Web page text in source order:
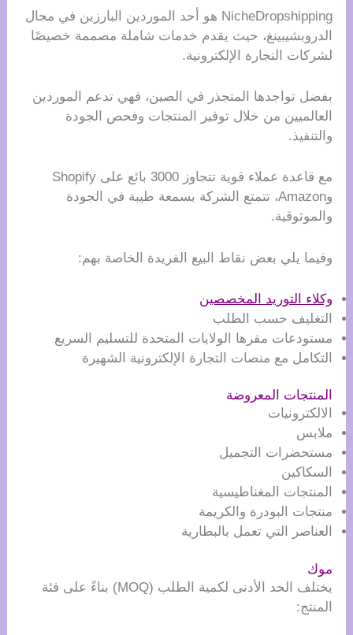
NicheDropshipping هو أحد الموردين البارزين في مجال
الدروبشيبينغ، حيث يقدم خدمات شاملة مصممة خصيصًا
لشركات التجارة الإلكترونية.
بفضل تواجدها المتجذر في الصين، فهي تدعم الموردين
العالميين من خلال توفير المنتجات وفحص الجودة
والتنفيذ.
مع قاعدة عملاء قوية تتجاوز 3000 بائع على Shopify
وAmazon، تتمتع الشركة بسمعة طيبة في الجودة
والموثوقية.
وفيما يلي بعض نقاط البيع الفريدة الخاصة بهم:
وكلاء التوريد المخصصين
التغليف حسب الطلب
مستودعات مقرها الولايات المتحدة للتسليم السريع
التكامل مع منصات التجارة الإلكترونية الشهيرة
المنتجات المعروضة
الالكترونيات
ملابس
مستحضرات التجميل
السكاكين
المنتجات المغناطيسية
منتجات البودرة والكريمة
العناصر التي تعمل بالبطارية
موك
يختلف الحد الأدنى لكمية الطلب (MOQ) بناءً على فئة
المنتج: